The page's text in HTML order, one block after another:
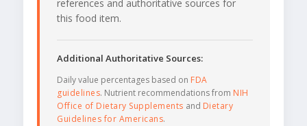
references and authoritative sources for
this food item.
Additional Authoritative Sources:
Daily value percentages based on FDA
guidelines. Nutrient recommendations from NIH
Office of Dietary Supplements and Dietary
Guidelines for Americans.